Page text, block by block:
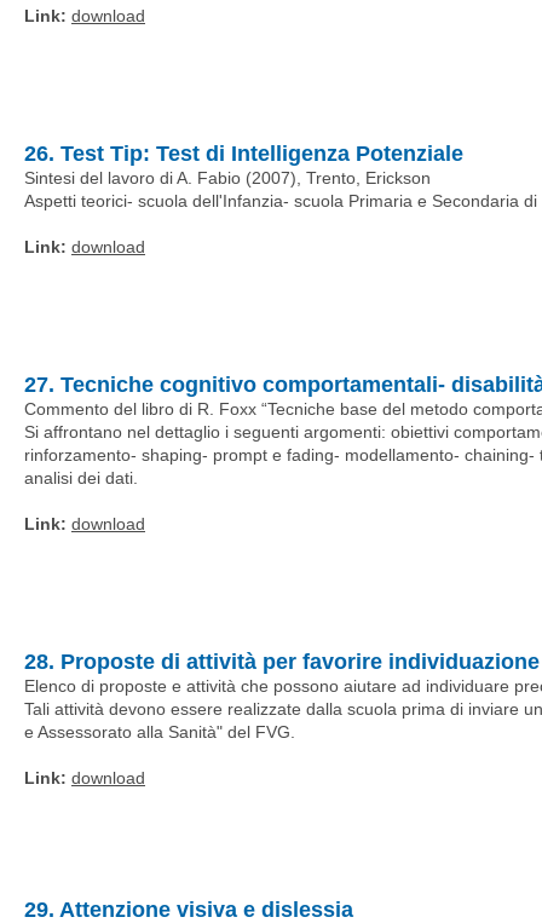
Link: download
26. Test Tip: Test di Intelligenza Potenziale
Sintesi del lavoro di A. Fabio (2007), Trento, Erickson
Aspetti teorici- scuola dell'Infanzia- scuola Primaria e Secondaria
Link: download
27. Tecniche cognitivo comportamentali-
Commento del libro di R. Foxx “Tecniche base del metodo
Si affrontano nel dettaglio i seguenti argomenti: obiettivi
rinforzamento- shaping- prompt e fading- modellamento-
analisi dei dati.
Link: download
28. Proposte di attività per favorire
Elenco di proposte e attività che possono aiutare ad individuare
Tali attività devono essere realizzate dalla scuola prima di inviare
e Assessorato alla Sanità" del FVG.
Link: download
29. Attenzione visiva e dislessia